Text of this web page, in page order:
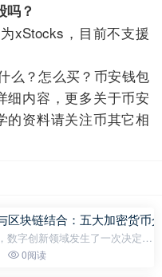
吗？
xStocks，目前不支援
么？怎么买？币安钱包
细内容，更多关于币安
的资料请关注币其它相
区块链结合：五大加密货币
数字创新领域发生了一次决定性
工智能（AI）和区块链融合的
0阅读